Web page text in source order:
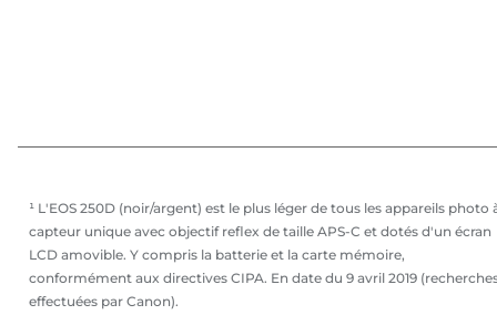
¹ L'EOS 250D (noir/argent) est le plus léger de tous les appareils photo
capteur unique avec objectif reflex de taille APS-C et dotés d'un écran
LCD amovible. Y compris la batterie et la carte mémoire,
conformément aux directives CIPA. En date du 9 avril 2019
effectuées par Canon).